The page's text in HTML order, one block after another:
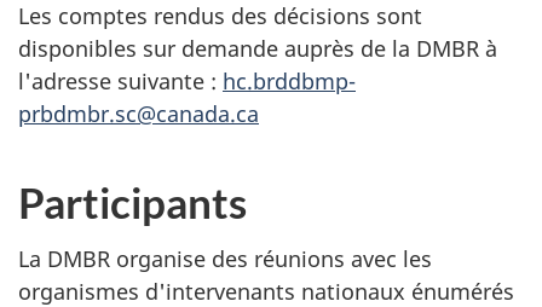
Les comptes rendus des décisions sont
disponibles sur demande auprès de la DMBR à
l'adresse suivante : hc.brddbmp-
prbdmbr.sc@canada.ca
Participants
La DMBR organise des réunions avec les
organismes d'intervenants nationaux énumérés